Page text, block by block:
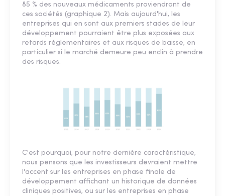
85 % des nouveaux médicaments proviendront de
ces sociétés (graphique 2). Mais aujourd'hui, les
entreprises qui en sont aux premiers stades de leur
développement pourraient être plus exposées aux
retards réglementaires et aux risques de baisse, en
particulier si le marché demeure peu enclin à prendre
des risques.
C'est pourquoi, pour notre dernière caractéristique,
nous pensons que les investisseurs devraient mettre
l'accent sur les entreprises en phase finale de
développement affichant un historique de données
cliniques positives, ou sur les entreprises en phase